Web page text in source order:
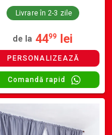
Livrare în 2-3 zile
de la 4499 lei
PERSONALIZEAZĂ
Comandă rapid